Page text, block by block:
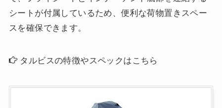
シートが付属しているため、便利な荷物置きスペー
スを確保できます。
タルビスの特徴やスペックはこちら